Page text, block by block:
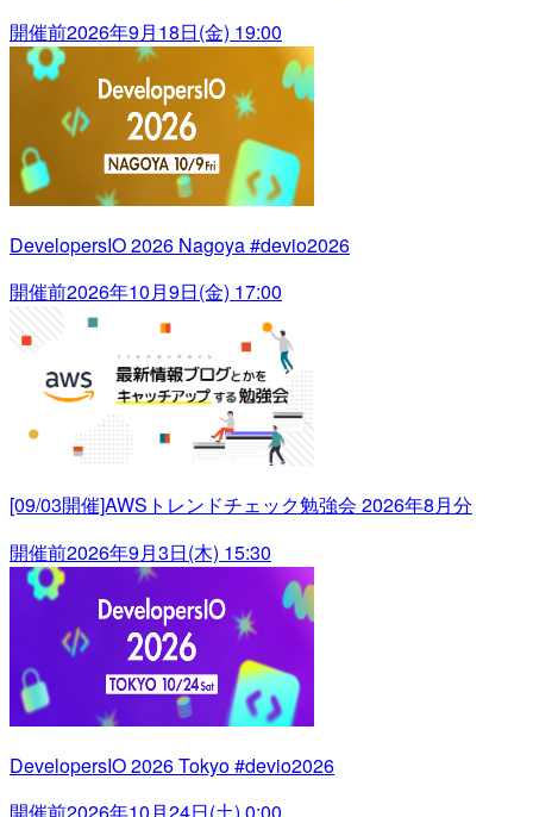
開催前2026年9月18日(金) 19:00
DevelopersIO 2026 Nagoya #devio2026
開催前2026年10月9日(金) 17:00
[09/03開催]AWSトレンドチェック勉強会 2026年8月分
開催前2026年9月3日(木) 15:30
DevelopersIO 2026 Tokyo #devio2026